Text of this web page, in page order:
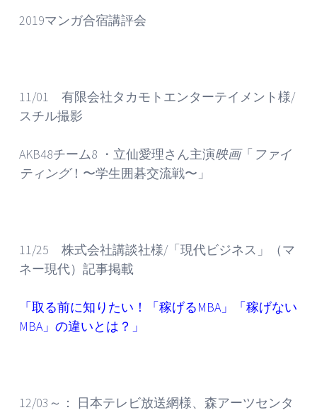
2019マンガ合宿講評会
11/01 有限会社タカモトエンターテイメント様/
スチル撮影
AKB48チーム8 ・立仙愛理さん主演映画「 ファイ
ティング！〜学生囲碁交流戦〜」
11/25 株式会社講談社様/「現代ビジネス」（マ
ネー現代）記事掲載
「取る前に知りたい！「稼げるMBA」「稼げない
MBA」の違いとは？ 」
12/03～： 日本テレビ放送網様、森アーツセンタ